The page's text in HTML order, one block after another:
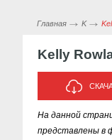
Главная K
Kelly
На данной
представлены в